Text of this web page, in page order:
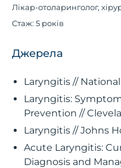
Лікар-отоларинголог,
Стаж: 5 років
Джерела
Laryngitis //
Laryngitis:
Prevention //
Laryngitis // Johns
Acute Laryngitis:
Diagnosis and